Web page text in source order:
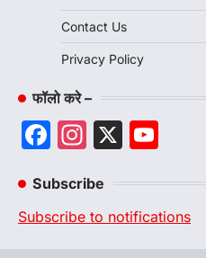
Contact Us
Privacy Policy
फॉलो करे –
Facebook
Instagram
X
Subscribe
Subscribe to notifications